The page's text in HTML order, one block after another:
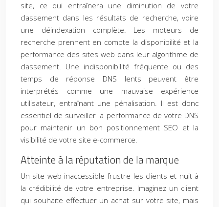
site, ce qui entraînera une diminution de votre
classement dans les résultats de recherche, voire
une déindexation complète. Les moteurs de
recherche prennent en compte la disponibilité et la
performance des sites web dans leur algorithme de
classement. Une indisponibilité fréquente ou des
temps de réponse DNS lents peuvent être
interprétés comme une mauvaise expérience
utilisateur, entraînant une pénalisation. Il est donc
essentiel de surveiller la performance de votre DNS
pour maintenir un bon positionnement SEO et la
visibilité de votre site e-commerce.
Atteinte à la réputation de la marque
Un site web inaccessible frustre les clients et nuit à
la crédibilité de votre entreprise. Imaginez un client
qui souhaite effectuer un achat sur votre site, mais